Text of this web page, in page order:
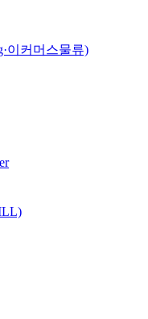
이커머스물류)